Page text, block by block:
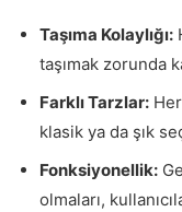
Taşıma Kolaylığı:
taşımak zorunda
Farklı Tarzlar:
klasik ya da şık
Fonksiyonellik:
olmaları,